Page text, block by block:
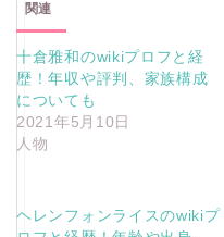
関連
十倉雅和のwikiプロフと経
歴！年収や評判、家族構成
についても
2021年5月10日
人物
ヘレンフォンライスのwikiプ